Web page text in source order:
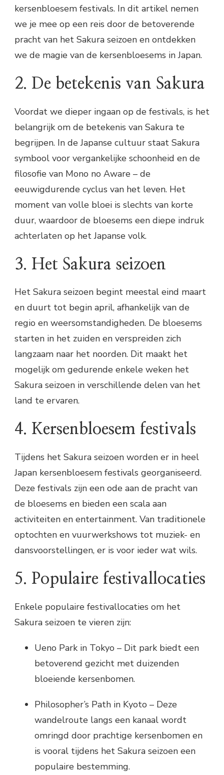
kersenbloesem festivals. In dit artikel nemen
we je mee op een reis door de betoverende
pracht van het Sakura seizoen en ontdekken
we de magie van de kersenbloesems in Japan.
2. De betekenis van Sakura
Voordat we dieper ingaan op de festivals, is het
belangrijk om de betekenis van Sakura te
begrijpen. In de Japanse cultuur staat Sakura
symbool voor vergankelijke schoonheid en de
filosofie van Mono no Aware – de
eeuwigdurende cyclus van het leven. Het
moment van volle bloei is slechts van korte
duur, waardoor de bloesems een diepe indruk
achterlaten op het Japanse volk.
3. Het Sakura seizoen
Het Sakura seizoen begint meestal eind maart
en duurt tot begin april, afhankelijk van de
regio en weersomstandigheden. De bloesems
starten in het zuiden en verspreiden zich
langzaam naar het noorden. Dit maakt het
mogelijk om gedurende enkele weken het
Sakura seizoen in verschillende delen van het
land te ervaren.
4. Kersenbloesem festivals
Tijdens het Sakura seizoen worden er in heel
Japan kersenbloesem festivals georganiseerd.
Deze festivals zijn een ode aan de pracht van
de bloesems en bieden een scala aan
activiteiten en entertainment. Van traditionele
optochten en vuurwerkshows tot muziek- en
dansvoorstellingen, er is voor ieder wat wils.
5. Populaire festivallocaties
Enkele populaire festivallocaties om het
Sakura seizoen te vieren zijn:
Ueno Park in Tokyo – Dit park biedt een
betoverend gezicht met duizenden
bloeiende kersenbomen.
Philosopher’s Path in Kyoto – Deze
wandelroute langs een kanaal wordt
omringd door prachtige kersenbomen en
is vooral tijdens het Sakura seizoen een
populaire bestemming.